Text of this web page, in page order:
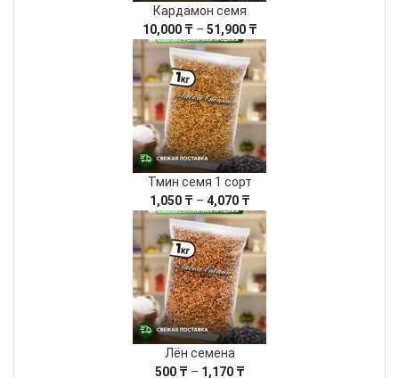
Кардамон семя
10,000 ₸ – 51,900 ₸Диапазон
цен:
10,000 ₸
–
51,900 ₸
Тмин семя 1 сорт
1,050 ₸ – 4,070 ₸Диапазон
цен:
1,050 ₸
–
4,070 ₸
Лëн семена
500 ₸ – 1,170 ₸Диапазон